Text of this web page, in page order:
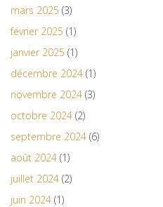
mars 2025 (3)
février 2025 (1)
janvier 2025 (1)
décembre 2024 (1)
novembre 2024 (3)
octobre 2024 (2)
septembre 2024 (6)
août 2024 (1)
juillet 2024 (2)
juin 2024 (1)